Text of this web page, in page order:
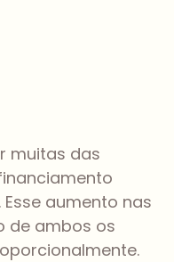
muitas das
aumento nas
de ambos os